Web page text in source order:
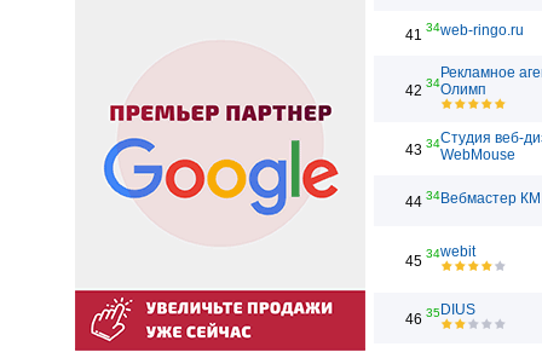
41 34web-ringo.ru
42 34
Рекламное
Олимп
43 34Студия веб-
WebMouse
44 34Вебмастер
45 34webit
46 35DIUS